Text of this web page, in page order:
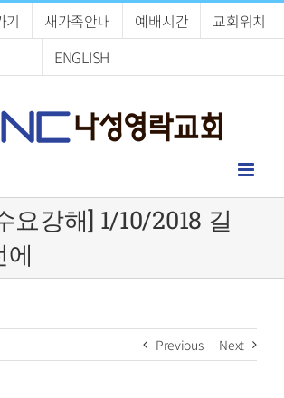
기 새가족안내 예배시간
교회위치
ENGLISH
요강해] 1/10/2018 길
에
Previous Next